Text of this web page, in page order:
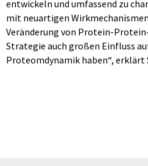
entwickeln und umfassend zu
mit neuartigen
Veränderung von Protein-
Strategie auch großen Einfluss
Proteomdynamik haben“, erklärt